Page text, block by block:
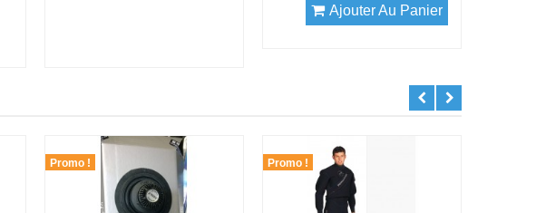
Ajouter Au Panier
Promo ! Promo !